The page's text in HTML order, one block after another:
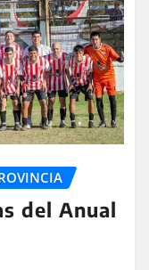
del Anual